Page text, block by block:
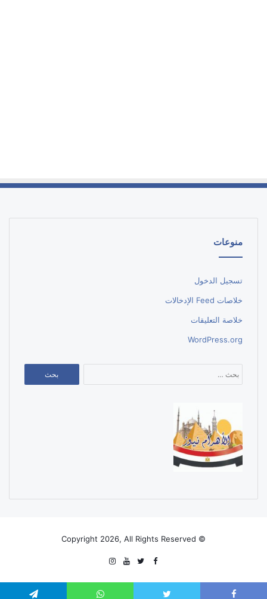
منوعات
تسجيل الدخول
خلاصات Feed الإدخالات
خلاصة التعليقات
WordPress.org
عن:
© Copyright 2026, All Rights Reserved